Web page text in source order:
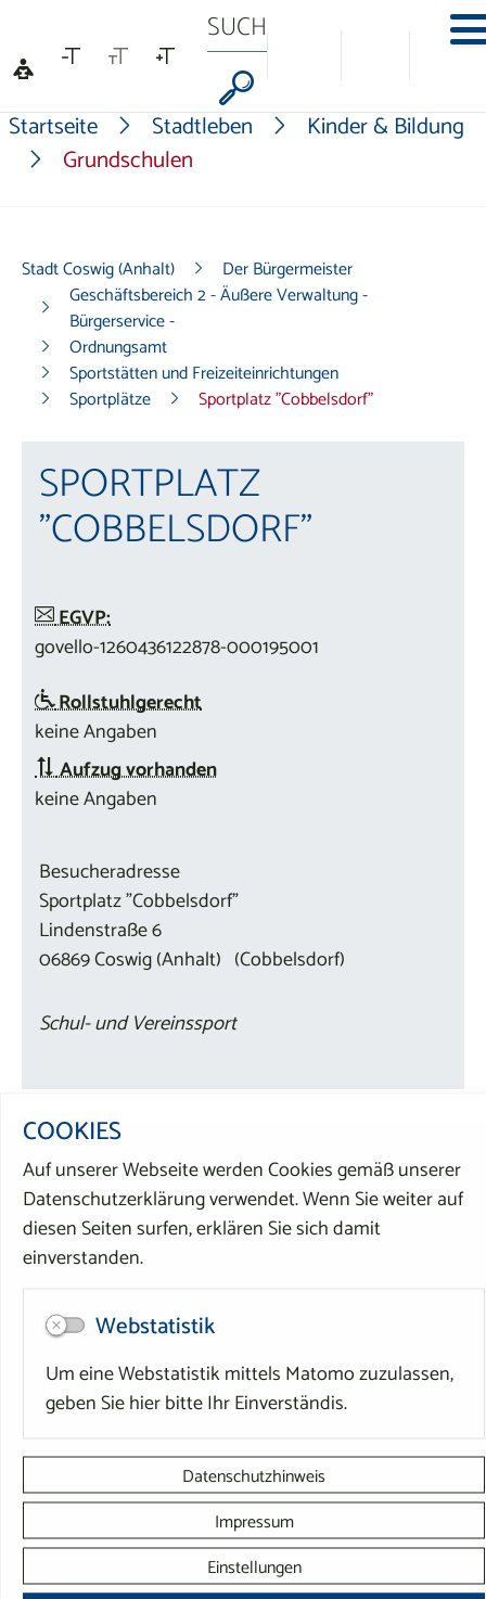
COOKIES
Auf unserer Webseite werden Cookies gemäß unserer
Datenschutzerklärung verwendet. Wenn Sie weiter auf
diesen Seiten surfen, erklären Sie sich damit
einverstanden.
Webstatistik
Um eine Webstatistik mittels Matomo zuzulassen,
geben Sie hier bitte Ihr Einverständis.
Datenschutzhinweis
Impressum
Einstellungen
Startseite Stadtleben
Kinder & Bildung
Grundschulen
Stadt Coswig (Anhalt)
Der Bürgermeister
Geschäftsbereich 2 - Äußere Verwaltung -
Bürgerservice -
Ordnungsamt
Sportstätten und Freizeiteinrichtungen
Sportplätze
Sportplatz "Cobbelsdorf"
SPORTPLATZ
"COBBELSDORF"
EGVP:
govello-1260436122878-000195001
Rollstuhlgerecht
keine Angaben
Aufzug vorhanden
keine Angaben
Besucheradresse
Sportplatz "Cobbelsdorf"
Lindenstraße 6
06869Coswig (Anhalt) (Cobbelsdorf)
Schul- und Vereinssport
DIREKT ZU
Bürgerservice
Stadtleben
Tourismus
SERVICE
Kontaktformular
Datenschutz
Impressum